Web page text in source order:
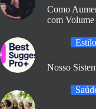
Como
com Volume
Nosso